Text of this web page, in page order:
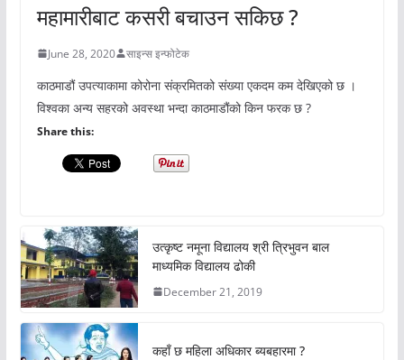
महामारीबाट कसरी बचाउन सकिछ ?
June 28, 2020 साइन्स इन्फोटेक
काठमाडौं उपत्याकामा कोरोना संक्रमितको संख्या एकदम कम देखिएको छ ।
विश्वका अन्य सहरको अवस्था भन्दा काठमाडौंको किन फरक छ ?
Share this:
उत्कृष्ट नमूना विद्यालय श्री त्रिभुवन बाल
माध्यमिक विद्यालय ढोकी
December 21, 2019
कहाँ छ महिला अधिकार ब्यबहारमा ?